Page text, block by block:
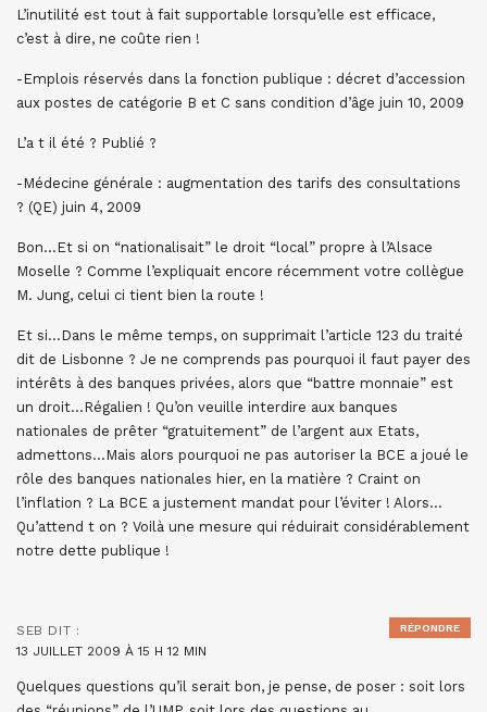
L’inutilité est tout à fait supportable lorsqu’elle est efficace,
c’est à dire, ne coûte rien !
-Emplois réservés dans la fonction publique : décret d’accession
aux postes de catégorie B et C sans condition d’âge juin 10, 2009
L’a t il été ? Publié ?
-Médecine générale : augmentation des tarifs des consultations
? (QE) juin 4, 2009
Bon…Et si on “nationalisait” le droit “local” propre à l’Alsace
Moselle ? Comme l’expliquait encore récemment votre collègue
M. Jung, celui ci tient bien la route !
Et si…Dans le même temps, on supprimait l’article 123 du traité
dit de Lisbonne ? Je ne comprends pas pourquoi il faut payer des
intérêts à des banques privées, alors que “battre monnaie” est
un droit…Régalien ! Qu’on veuille interdire aux banques
nationales de prêter “gratuitement” de l’argent aux Etats,
admettons…Mais alors pourquoi ne pas autoriser la BCE a joué le
rôle des banques nationales hier, en la matière ? Craint on
l’inflation ? La BCE a justement mandat pour l’éviter ! Alors…
Qu’attend t on ? Voilà une mesure qui réduirait considérablement
notre dette publique !
SEB DIT :
13 JUILLET 2009 À 15 H 12 MIN
Quelques questions qu’il serait bon, je pense, de poser : soit lors
RÉPONDRE